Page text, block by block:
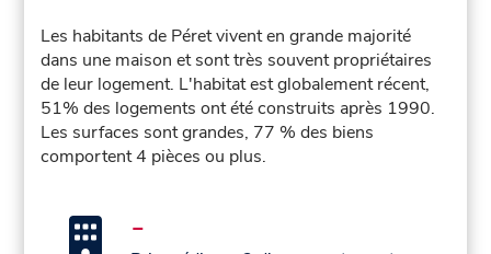
Les habitants de Péret vivent en grande majorité
dans une maison et sont très souvent propriétaires
de leur logement. L'habitat est globalement récent,
51% des logements ont été construits après 1990.
Les surfaces sont grandes, 77 % des biens
comportent 4 pièces ou plus.
-